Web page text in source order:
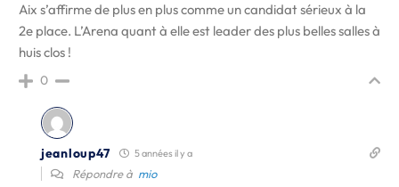
Aix s’affirme de plus en plus comme un candidat sérieux à la
2e place. L’Arena quant à elle est leader des plus belles salles à
huis clos !
0
jeanloup47 5 années il y a
Répondre à mio